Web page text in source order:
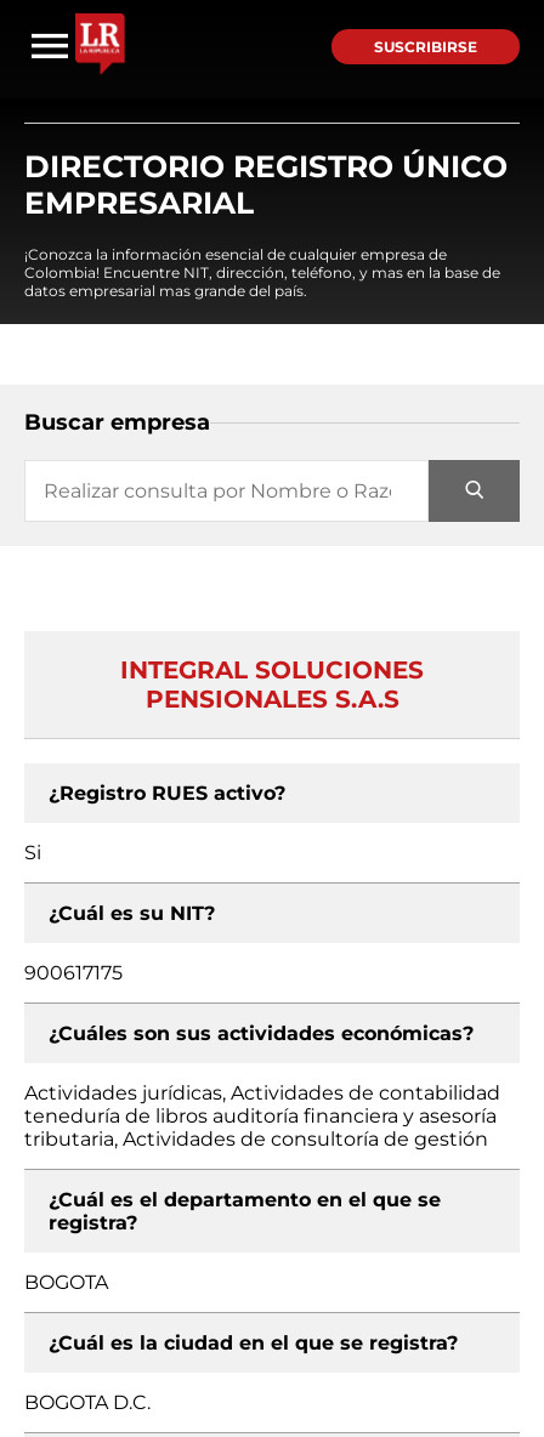
SUSCRIBIRSE
DIRECTORIO REGISTRO ÚNICO
EMPRESARIAL
¡Conozca la información esencial de cualquier empresa de
Colombia! Encuentre NIT, dirección, teléfono, y mas en la base de
datos empresarial mas grande del país.
Buscar empresa
INTEGRAL SOLUCIONES
PENSIONALES S.A.S
¿Registro RUES activo?
Si
¿Cuál es su NIT?
900617175
¿Cuáles son sus actividades económicas?
Actividades jurídicas, Actividades de contabilidad
teneduría de libros auditoría financiera y asesoría
tributaria, Actividades de consultoría de gestión
¿Cuál es el departamento en el que se
registra?
BOGOTA
¿Cuál es la ciudad en el que se registra?
BOGOTA D.C.